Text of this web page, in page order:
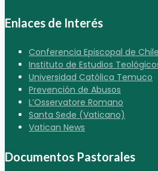
Enlaces de Interés
Conferencia Episcopal de Chile
Instituto de Estudios
Universidad Católica Temuco
Prevención de Abusos
L’Osservatore Romano
Santa Sede (Vaticano)
Vatican News
Documentos Pastorales